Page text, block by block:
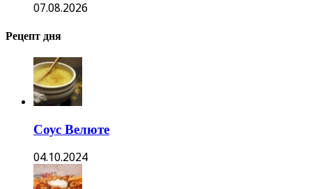
07.08.2026
Рецепт дня
Соус Велюте
04.10.2024